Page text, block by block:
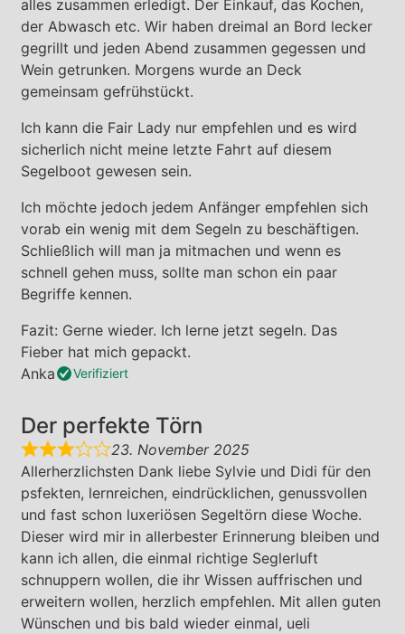
alles zusammen erledigt. Der Einkauf, das Kochen,
der Abwasch etc. Wir haben dreimal an Bord lecker
gegrillt und jeden Abend zusammen gegessen und
Wein getrunken. Morgens wurde an Deck
gemeinsam gefrühstückt.
Ich kann die Fair Lady nur empfehlen und es wird
sicherlich nicht meine letzte Fahrt auf diesem
Segelboot gewesen sein.
Ich möchte jedoch jedem Anfänger empfehlen sich
vorab ein wenig mit dem Segeln zu beschäftigen.
Schließlich will man ja mitmachen und wenn es
schnell gehen muss, sollte man schon ein paar
Begriffe kennen.
Fazit: Gerne wieder. Ich lerne jetzt segeln. Das
Fieber hat mich gepackt.
Anka
Verifiziert
Der perfekte Törn
23. November 2025
Allerherzlichsten Dank liebe Sylvie und Didi für den
psfekten, lernreichen, eindrücklichen, genussvollen
und fast schon luxeriösen Segeltörn diese Woche.
Dieser wird mir in allerbester Erinnerung bleiben und
kann ich allen, die einmal richtige Seglerluft
schnuppern wollen, die ihr Wissen auffrischen und
erweitern wollen, herzlich empfehlen. Mit allen guten
Wünschen und bis bald wieder einmal, ueli